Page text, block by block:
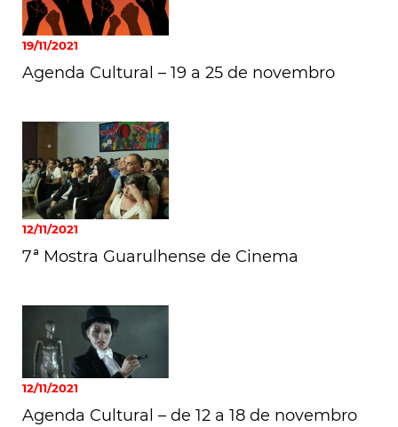
19/11/2021
Agenda Cultural – 19 a 25 de novembro
12/11/2021
7ª Mostra Guarulhense de Cinema
12/11/2021
Agenda Cultural – de 12 a 18 de novembro